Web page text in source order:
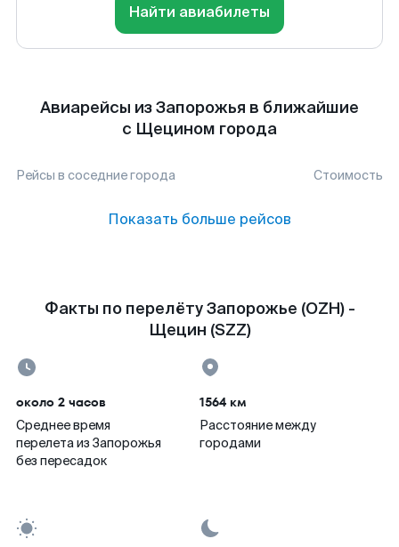
Найти авиабилеты
Авиарейсы из Запорожья в ближайшие
с Щецином города
Рейсы в соседние города Стоимость
Показать больше рейсов
Факты по перелёту Запорожье (OZH) -
Щецин (SZZ)
около 2 часов
Среднее время
перелета из Запорожья
без пересадок
1564 км
Расстояние между
городами